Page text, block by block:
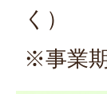
く）
※事業